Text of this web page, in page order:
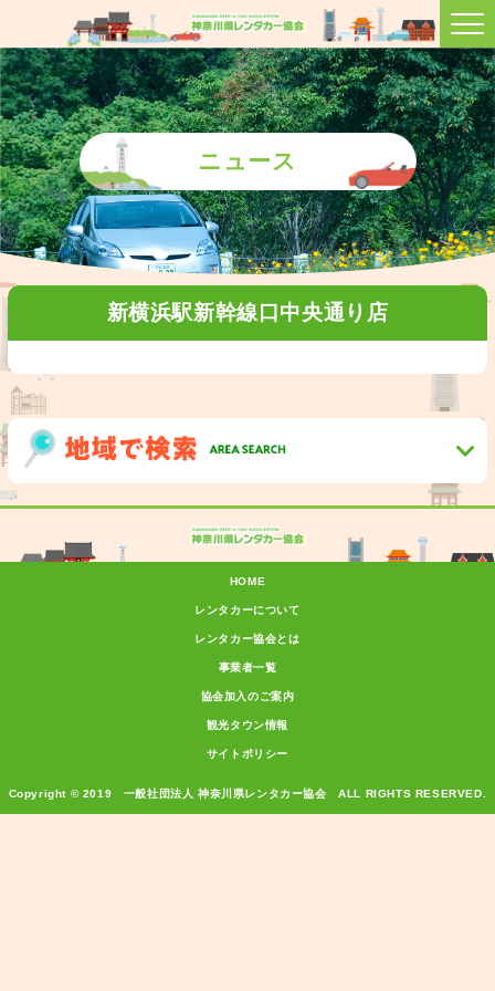
ニュース
新横浜駅新幹線口中央通り店
HOME
レンタカーについて
レンタカー協会とは
事業者一覧
協会加入のご案内
観光タウン情報
サイトポリシー
Copyright © 2019 一般社団法人 神奈川県レンタカー協会 ALL RIGHTS RESERVED.